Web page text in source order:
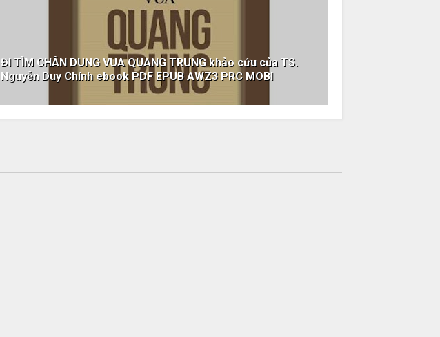
ĐI TÌM CHÂN DUNG VUA QUANG TRUNG khảo cứu của TS.
Nguyễn Duy Chính ebook PDF EPUB AWZ3 PRC MOBI